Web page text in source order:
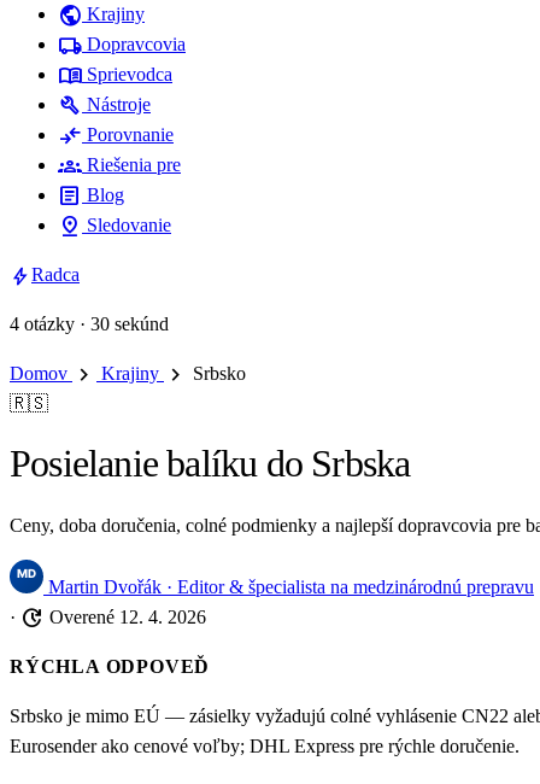
public Krajiny
local_shipping Dopravcovia
menu_book Sprievodca
build Nástroje
compare_arrows Porovnanie
groups Riešenia pre
article Blog
pin_drop Sledovanie
boltRadca
4 otázky · 30 sekúnd
Domov chevron_right Krajiny chevron_right
Srbsko
🇷🇸
Posielanie balíku do Srbska
Ceny, doba doručenia, colné podmienky a najlepší dopravcovia pre
Martin Dvořák · Editor & špecialista na medzinárodnú prepravu
· update Overené 12. 4. 2026
RÝCHLA ODPOVEĎ
Srbsko je mimo EÚ — zásielky vyžadujú colné vyhlásenie CN22
Eurosender ako cenové voľby; DHL Express pre rýchle doručenie.